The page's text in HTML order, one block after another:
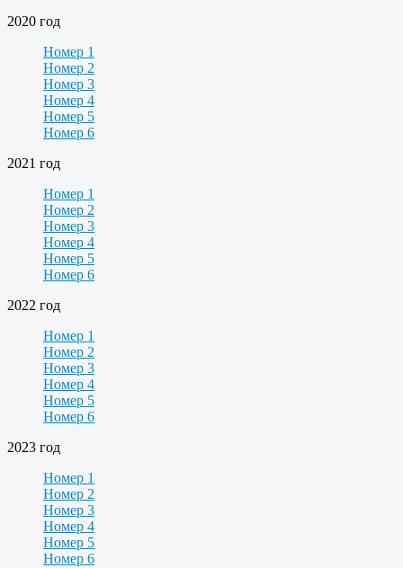
2020 год
Номер 1
Номер 2
Номер 3
Номер 4
Номер 5
Номер 6
2021 год
Номер 1
Номер 2
Номер 3
Номер 4
Номер 5
Номер 6
2022 год
Номер 1
Номер 2
Номер 3
Номер 4
Номер 5
Номер 6
2023 год
Номер 1
Номер 2
Номер 3
Номер 4
Номер 5
Номер 6